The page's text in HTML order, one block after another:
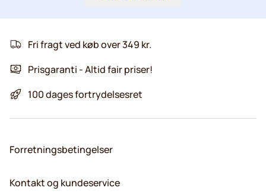
Fri fragt ved køb over 349 kr.
Prisgaranti - Altid fair priser!
100 dages fortrydelsesret
Forretningsbetingelser
Kontakt og kundeservice